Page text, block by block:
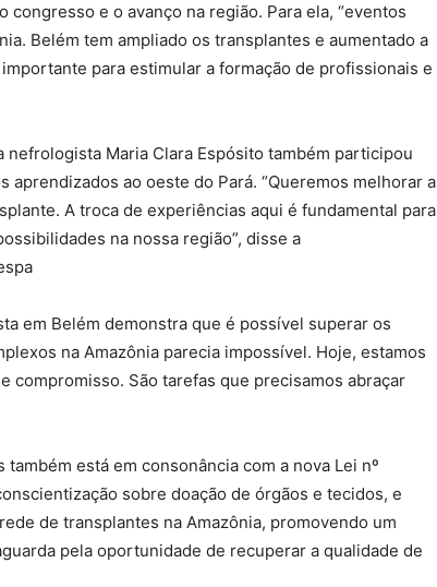
congresso e o avanço na região. Para ela, “eventos
Belém tem ampliado os transplantes e aumentado a
para estimular a formação de profissionais e
nefrologista Maria Clara Espósito também participou
aprendizados ao oeste do Pará. “Queremos melhorar a
A troca de experiências aqui é fundamental para
na nossa região”, disse a
em Belém demonstra que é possível superar os
na Amazônia parecia impossível. Hoje, estamos
compromisso. São tarefas que precisamos abraçar
está em consonância com a nova Lei nº
sobre doação de órgãos e tecidos, e
de transplantes na Amazônia, promovendo um
pela oportunidade de recuperar a qualidade de